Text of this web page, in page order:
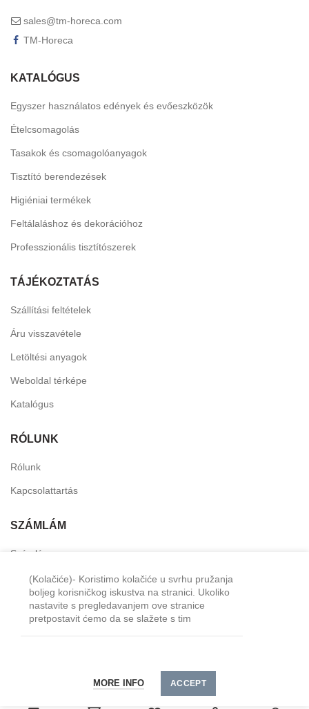
sales@tm-horeca.com
TM-Horeca
KATALÓGUS
Egyszer használatos edények és evőeszközök
Ételcsomagolás
Tasakok és csomagolóanyagok
Tisztító berendezések
Higiéniai termékek
Feltálaláshoz és dekorációhoz
Professzionális tisztítószerek
TÁJÉKOZTATÁS
Szállítási feltételek
Áru visszavétele
Letöltési anyagok
Weboldal térképe
Katalógus
RÓLUNK
Rólunk
Kapcsolattartás
SZÁMLÁM
Számlám
Személyes fiók
Kívánság lista
költséget minden megrendeléshez külön kell
kiszámítani.
(Kolačiće)- Koristimo kolačiće u svrhu pružanja
boljeg korisničkog iskustva na stranici. Ukoliko
nastavite s pregledavanjem ove stranice
pretpostavit ćemo da se slažete s tim
MORE INFO ACCEPT